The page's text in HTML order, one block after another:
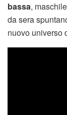
bassa,
da sera
nuovo universo